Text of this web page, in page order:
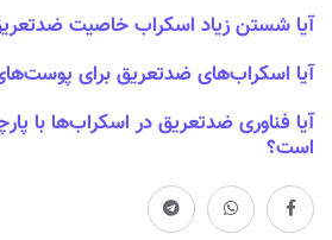
آیا شستن زیاد اسکراب خاصیت
آیا اسکراب‌های ضدتعریق برای
آیا فناوری ضدتعریق در اسکراب‌ها با
است؟